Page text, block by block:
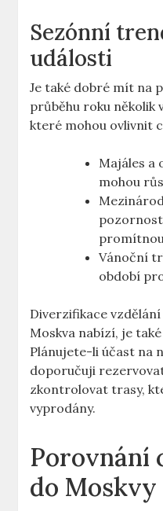
Sezónní
události
Je také dobré mít na
průběhu roku několik
které mohou ovlivnit
Majáles a
mohou
Vánoční
období
Diverzifikace
Moskva nabízí, je
Plánujete-li účast na
doporučuji
zkontrolovat trasy,
vyprodány.
Porovnání
do Moskvy